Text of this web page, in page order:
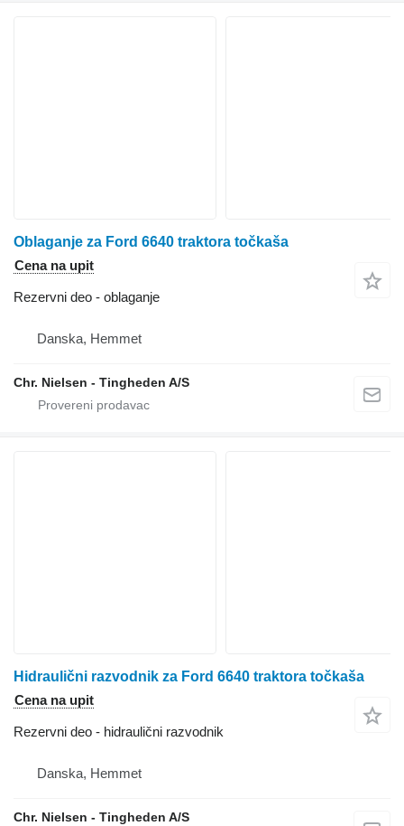
Oblaganje za Ford 6640 traktora točkaša
Cena na upit
Rezervni deo - oblaganje
Danska, Hemmet
Chr. Nielsen - Tingheden A/S
Hidraulični razvodnik za Ford 6640 traktora točkaša
Cena na upit
Rezervni deo - hidraulični razvodnik
Danska, Hemmet
Chr. Nielsen - Tingheden A/S